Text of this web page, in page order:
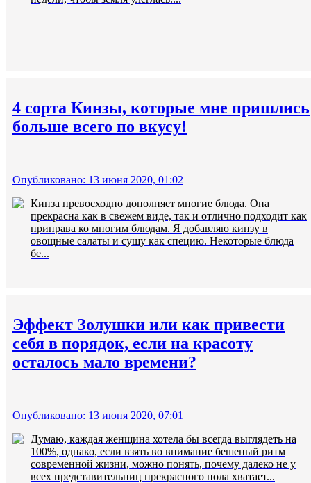
4 сорта Кинзы, которые мне пришлись
больше всего по вкусу!
Опубликовано: 13 июня 2020, 01:02
Кинза превосходно дополняет многие блюда. Она
прекрасна как в свежем виде, так и отлично подходит как
приправа ко многим блюдам. Я добавляю кинзу в
овощные салаты и сушу как специю. Некоторые блюда
бе...
Эффект Золушки или как привести
себя в порядок, если на красоту
осталось мало времени?
Опубликовано: 13 июня 2020, 07:01
Думаю, каждая женщина хотела бы всегда выглядеть на
100%, однако, если взять во внимание бешеный ритм
современной жизни, можно понять, почему далеко не у
всех представительниц прекрасного пола хватает...